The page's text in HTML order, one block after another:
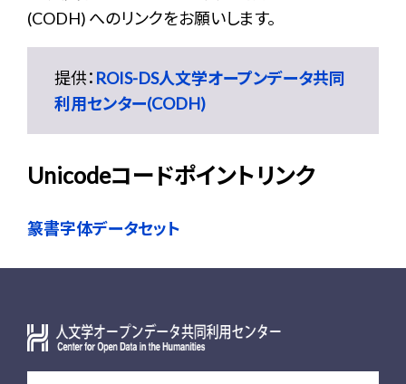
(CODH) へのリンクをお願いします。
提供： ROIS-DS人文学オープンデータ共同
利用センター(CODH)
Unicodeコードポイントリンク
篆書字体データセット